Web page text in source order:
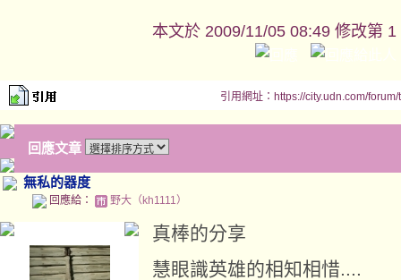
本文於 2009/11/05 08:49 修改第 1
引用網址：https://city.udn.com/
回應文章
無私的器度
回應給： 野大（kh1111）
真棒的分享
慧眼識英雄的相知相惜....